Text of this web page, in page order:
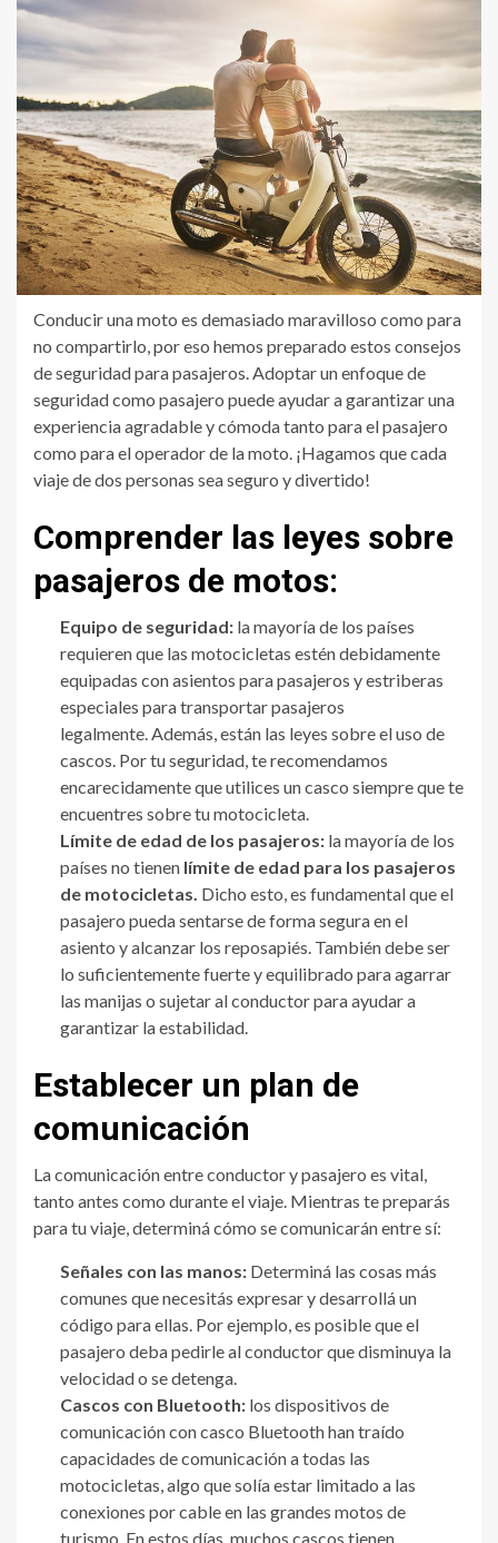
Conducir una moto es demasiado maravilloso como para
no compartirlo, por eso hemos preparado estos consejos
de seguridad para pasajeros. Adoptar un enfoque de
seguridad como pasajero puede ayudar a garantizar una
experiencia agradable y cómoda tanto para el pasajero
como para el operador de la moto. ¡Hagamos que cada
viaje de dos personas sea seguro y divertido!
Comprender las leyes sobre
pasajeros de motos:
Equipo de seguridad: la mayoría de los países
requieren que las motocicletas estén debidamente
equipadas con asientos para pasajeros y estriberas
especiales para transportar pasajeros
legalmente. Además, están las leyes sobre el uso de
cascos. Por tu seguridad, te recomendamos
encarecidamente que utilices un casco siempre que te
encuentres sobre tu motocicleta.
Límite de edad de los pasajeros: la mayoría de los
países no tienen límite de edad para los pasajeros
de motocicletas. Dicho esto, es fundamental que el
pasajero pueda sentarse de forma segura en el
asiento y alcanzar los reposapiés. También debe ser
lo suficientemente fuerte y equilibrado para agarrar
las manijas o sujetar al conductor para ayudar a
garantizar la estabilidad.
Establecer un plan de
comunicación
La comunicación entre conductor y pasajero es vital,
tanto antes como durante el viaje. Mientras te preparás
para tu viaje, determiná cómo se comunicarán entre sí:
Señales con las manos: Determiná las cosas más
comunes que necesitás expresar y desarrollá un
código para ellas. Por ejemplo, es posible que el
pasajero deba pedirle al conductor que disminuya la
velocidad o se detenga.
Cascos con Bluetooth: los dispositivos de
comunicación con casco Bluetooth han traído
capacidades de comunicación a todas las
motocicletas, algo que solía estar limitado a las
conexiones por cable en las grandes motos de
turismo. En estos días, muchos cascos tienen